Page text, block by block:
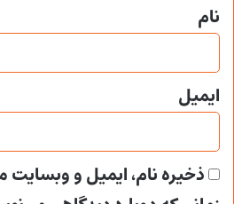
نام
ایمیل
ذخیره نام، ایمیل و وبسایت